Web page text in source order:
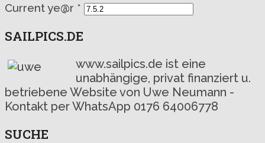
Current ye@r *
SAILPICS.DE
www.sailpics.de ist eine
unabhängige, privat finanziert u.
betriebene Website von Uwe Neumann -
Kontakt per WhatsApp 0176 64006778
SUCHE